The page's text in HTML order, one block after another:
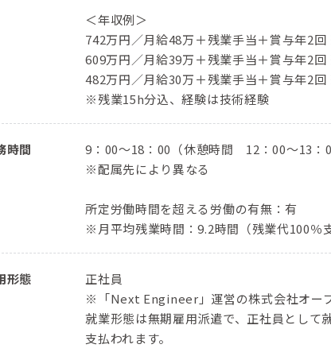
＜年収例＞
742万円／⽉給48万＋残業⼿当＋賞与年2
609万円／⽉給39万＋残業⼿当＋賞与年2
482万円／⽉給30万＋残業⼿当＋賞与年2
※残業15h分込、経験は技術経験
時間
9：00〜18：00（休憩時間 12：00〜13：
※配属先により異なる
所定労働時間を超える労働の有無：有
※月平均残業時間：9.2時間（残業代100％支
形態
正社員
※「Next Engineer」運営の株式会社オー
就業形態は無期雇用派遣で、正社員として
支払われます。